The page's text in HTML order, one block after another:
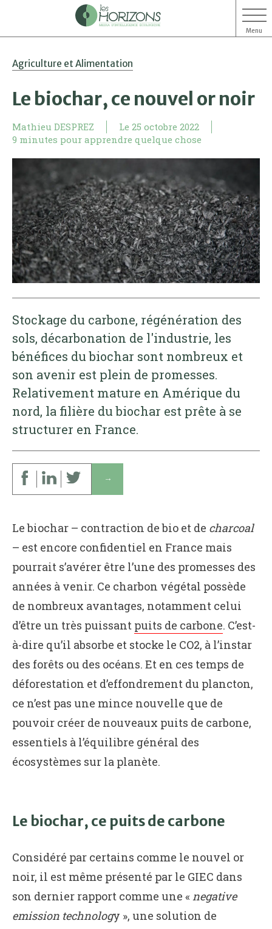
Menu
Agriculture et Alimentation
Le biochar, ce nouvel or noir
Mathieu DESPREZ Le 25 octobre 2022
9 minutes pour apprendre quelque chose
Stockage du carbone, régénération des
sols, décarbonation de l'industrie, les
bénéfices du biochar sont nombreux et
son avenir est plein de promesses.
Relativement mature en Amérique du
nord, la filière du biochar est prête à se
structurer en France.
↓
Le biochar – contraction de bio et de charcoal
– est encore confidentiel en France mais
pourrait s’avérer être l’une des promesses des
années à venir. Ce charbon végétal possède
de nombreux avantages, notamment celui
d’être un très puissant puits de carbone. C’est-
à-dire qu’il absorbe et stocke le CO2, à l’instar
des forêts ou des océans. Et en ces temps de
déforestation et d’effondrement du plancton,
ce n’est pas une mince nouvelle que de
pouvoir créer de nouveaux puits de carbone,
essentiels à l’équilibre général des
écosystèmes sur la planète.
Le biochar, ce puits de carbone
Considéré par certains comme le nouvel or
noir, il est même présenté par le GIEC dans
son dernier rapport comme une « negative
emission technology », une solution de